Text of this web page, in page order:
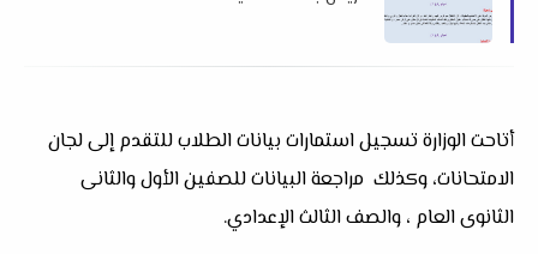
أتاحت الوزارة تسجيل استمارات بيانات الطلاب للتقدم إلى لجان
الامتحانات، وكذلك مراجعة البيانات للصفين الأول والثانى
الثانوى العام ، والصف الثالث الإعدادي.